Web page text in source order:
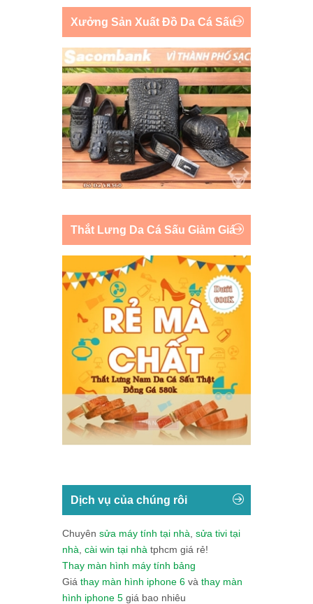
Xưởng Sản Xuất Đồ Da Cá Sấu
Thắt Lưng Da Cá Sấu Giảm Giá
Dịch vụ của chúng rôi
Chuyên sửa máy tính tại nhà sửa tivi tại
nhà cài win tại nhà tphcm giá rẻ!
Thay màn hình máy tính bảng
Giá thay màn hình iphone 6 và thay màn
hình iphone 5 giá bao nhiêu